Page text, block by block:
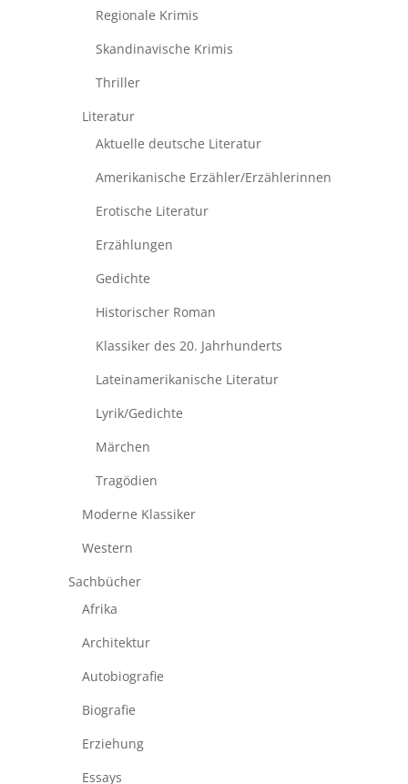
Regionale Krimis
Skandinavische Krimis
Thriller
Literatur
Aktuelle deutsche Literatur
Amerikanische Erzähler/Erzählerinnen
Erotische Literatur
Erzählungen
Gedichte
Historischer Roman
Klassiker des 20. Jahrhunderts
Lateinamerikanische Literatur
Lyrik/Gedichte
Märchen
Tragödien
Moderne Klassiker
Western
Sachbücher
Afrika
Architektur
Autobiografie
Biografie
Erziehung
Essays